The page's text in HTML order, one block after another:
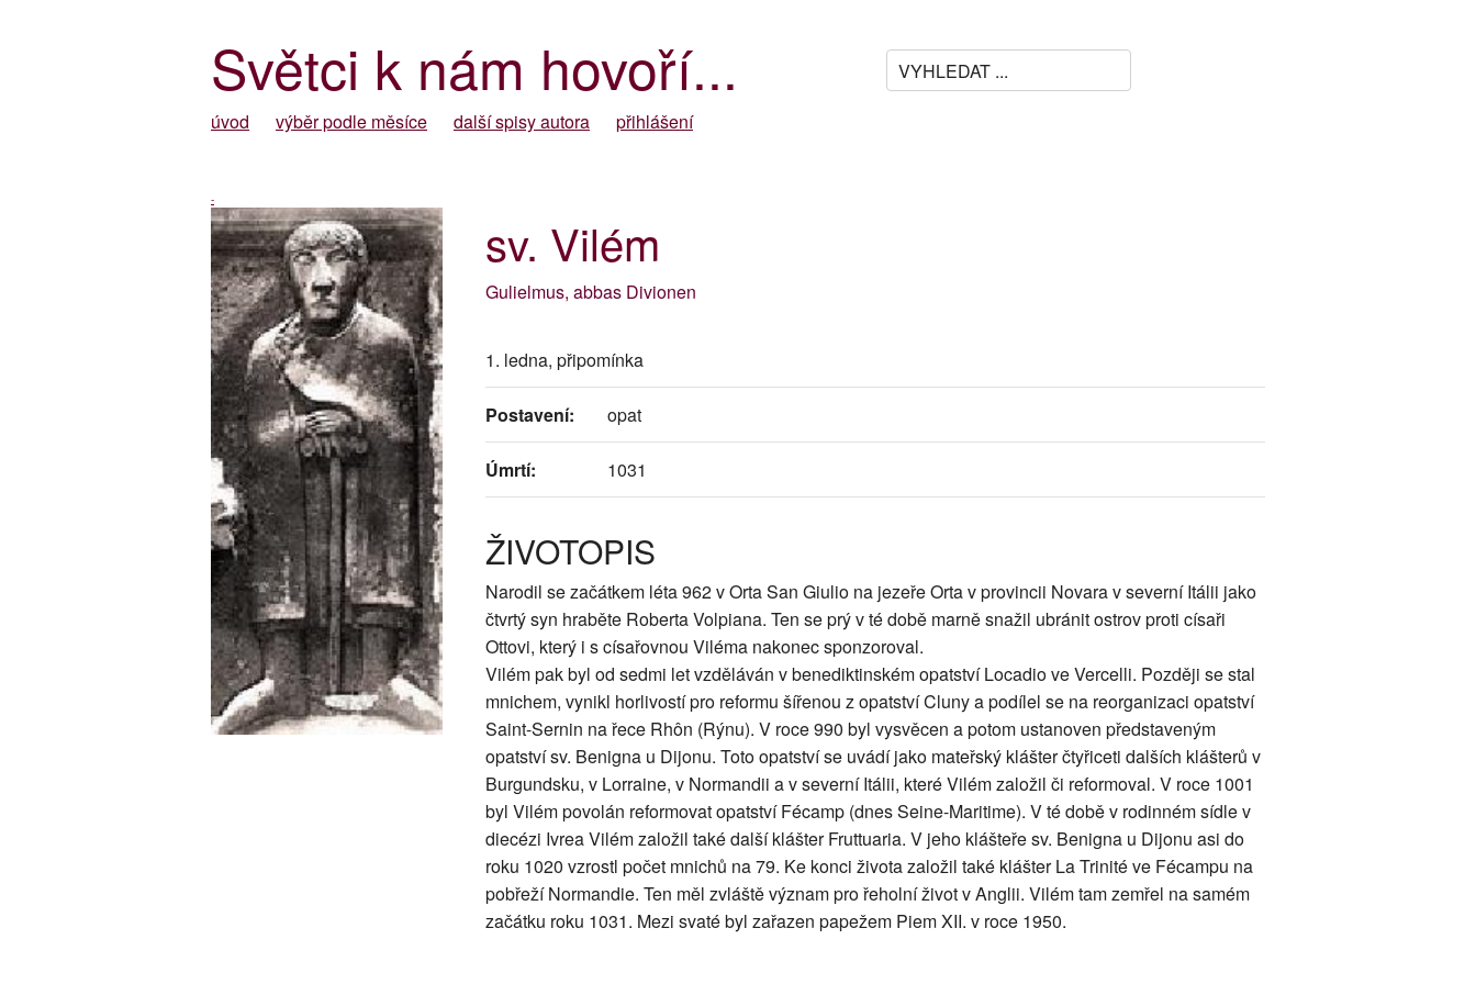
Světci k nám hovoří...
úvod výběr podle měsíce další spisy autora přihlášení
-
sv. Vilém
Gulielmus, abbas Divionen
1. ledna, připomínka
Postavení: opat
Úmrtí: 1031
ŽIVOTOPIS
Narodil se začátkem léta 962 v Orta San Giulio na jezeře Orta v provincii Novara v severní Itálii jako
čtvrtý syn hraběte Roberta Volpiana. Ten se prý v té době marně snažil ubránit ostrov proti císaři
Ottovi, který i s císařovnou Viléma nakonec sponzoroval.
Vilém pak byl od sedmi let vzděláván v benediktinském opatství Locadio ve Vercelli. Později se stal
mnichem, vynikl horlivostí pro reformu šířenou z opatství Cluny a podílel se na reorganizaci opatství
Saint-Sernin na řece Rhôn (Rýnu). V roce 990 byl vysvěcen a potom ustanoven představeným
opatství sv. Benigna u Dijonu. Toto opatství se uvádí jako mateřský klášter čtyřiceti dalších klášterů v
Burgundsku, v Lorraine, v Normandii a v severní Itálii, které Vilém založil či reformoval. V roce 1001
byl Vilém povolán reformovat opatství Fécamp (dnes Seine-Maritime). V té době v rodinném sídle v
diecézi Ivrea Vilém založil také další klášter Fruttuaria. V jeho klášteře sv. Benigna u Dijonu asi do
roku 1020 vzrostl počet mnichů na 79. Ke konci života založil také klášter La Trinité ve Fécampu na
pobřeží Normandie. Ten měl zvláště význam pro řeholní život v Anglii. Vilém tam zemřel na samém
začátku roku 1031. Mezi svaté byl zařazen papežem Piem XII. v roce 1950.